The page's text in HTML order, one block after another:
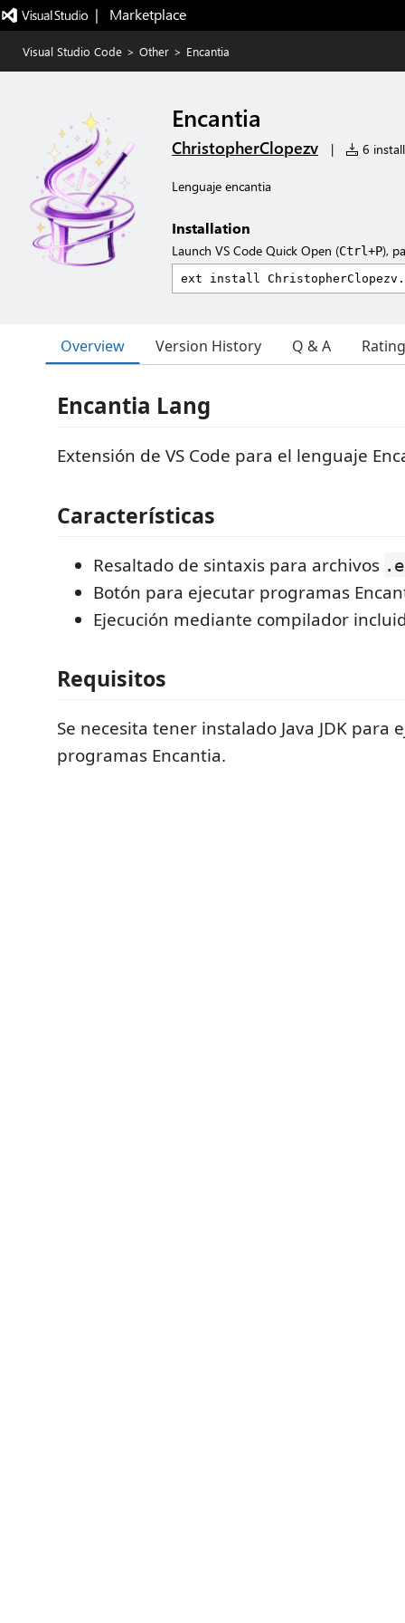
|   Marketplace
Visual Studio Code > Other > Encantia
Encantia
ChristopherClopezv | 6
Lenguaje encantia
Installation
Launch VS Code Quick Open (Ctrl+P),
Overview Version History Q & A
Encantia Lang
Extensión de VS Code para el lenguaje
Características
Resaltado de sintaxis para archivos
Botón para ejecutar programas
Ejecución mediante compilador
Requisitos
Se necesita tener instalado Java JDK para
programas Encantia.